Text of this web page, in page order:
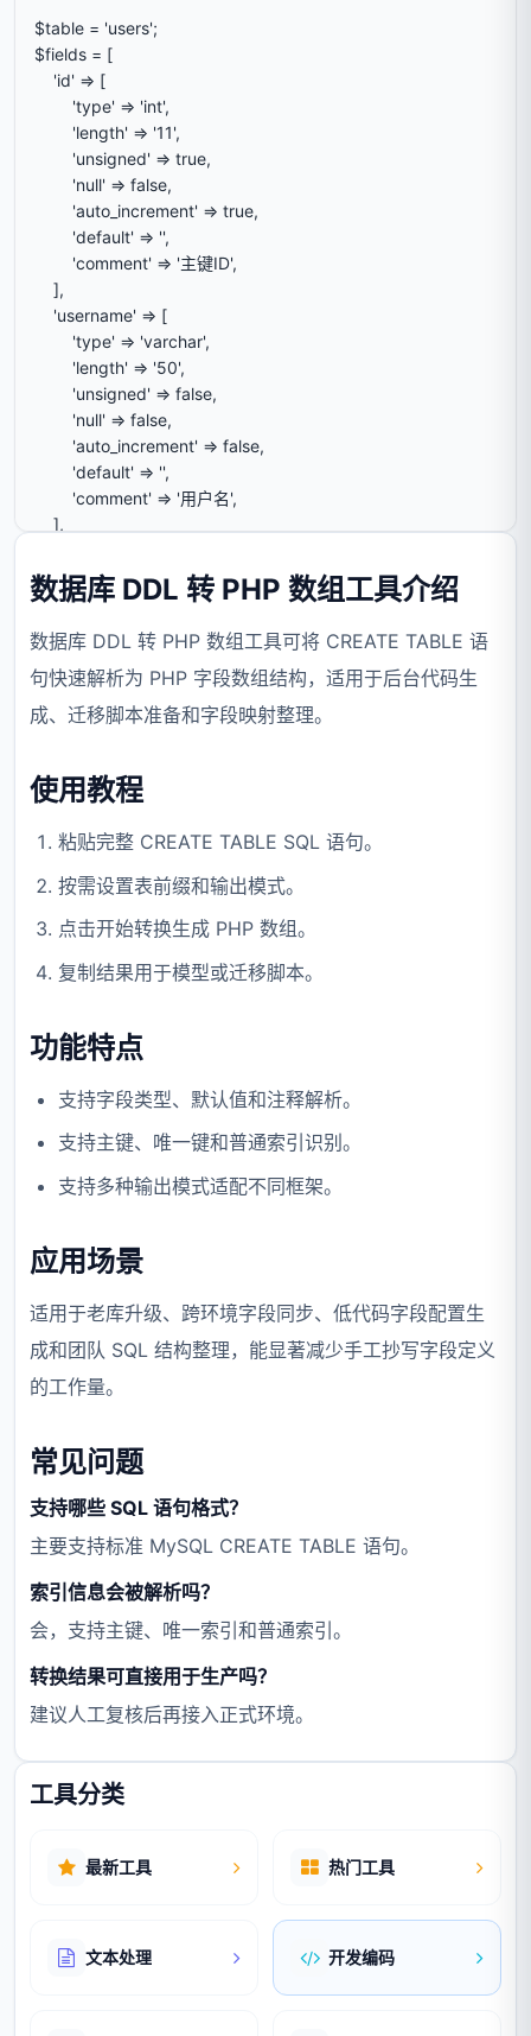
数据库 DDL 转 PHP 数组工具介绍
数据库 DDL 转 PHP 数组工具可将 CREATE TABLE 语
句快速解析为 PHP 字段数组结构，适用于后台代码生
成、迁移脚本准备和字段映射整理。
使用教程
粘贴完整 CREATE TABLE SQL 语句。
按需设置表前缀和输出模式。
点击开始转换生成 PHP 数组。
复制结果用于模型或迁移脚本。
功能特点
支持字段类型、默认值和注释解析。
支持主键、唯一键和普通索引识别。
支持多种输出模式适配不同框架。
应用场景
适用于老库升级、跨环境字段同步、低代码字段配置生
成和团队 SQL 结构整理，能显著减少手工抄写字段定义
的工作量。
常见问题
支持哪些 SQL 语句格式？
主要支持标准 MySQL CREATE TABLE 语句。
索引信息会被解析吗？
会，支持主键、唯一索引和普通索引。
转换结果可直接用于生产吗？
建议人工复核后再接入正式环境。
工具分类
最新工具 热门工具
文本处理 开发编码